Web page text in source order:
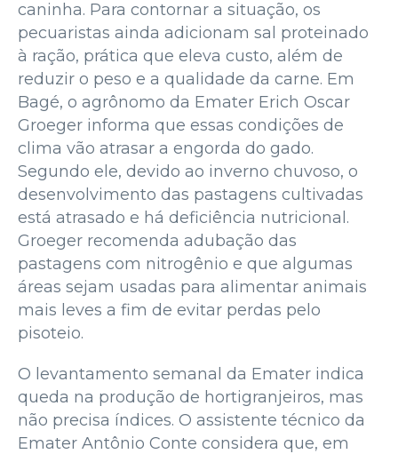
caninha. Para contornar a situação, os
pecuaristas ainda adicionam sal proteinado
à ração, prática que eleva custo, além de
reduzir o peso e a qualidade da carne. Em
Bagé, o agrônomo da Emater Erich Oscar
Groeger informa que essas condições de
clima vão atrasar a engorda do gado.
Segundo ele, devido ao inverno chuvoso, o
desenvolvimento das pastagens cultivadas
está atrasado e há deficiência nutricional.
Groeger recomenda adubação das
pastagens com nitrogênio e que algumas
áreas sejam usadas para alimentar animais
mais leves a fim de evitar perdas pelo
pisoteio.
O levantamento semanal da Emater indica
queda na produção de hortigranjeiros, mas
não precisa índices. O assistente técnico da
Emater Antônio Conte considera que, em